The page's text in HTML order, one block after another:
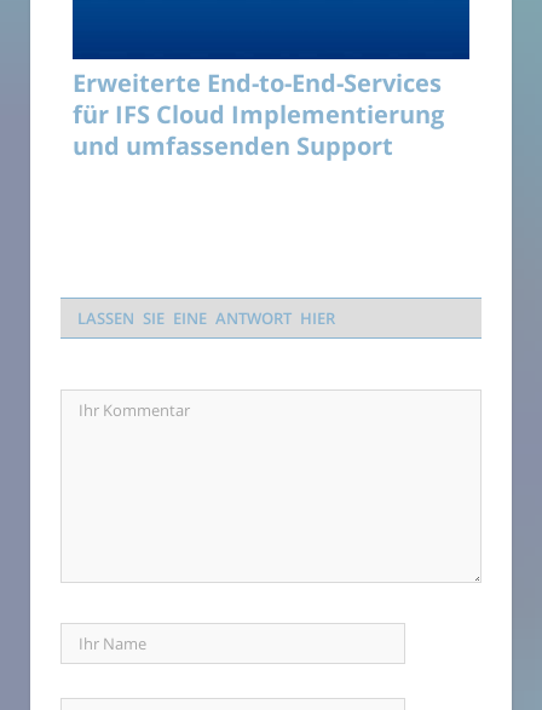
Erweiterte End-to-End-Services
für IFS Cloud Implementierung
und umfassenden Support
LASSEN SIE EINE ANTWORT HIER